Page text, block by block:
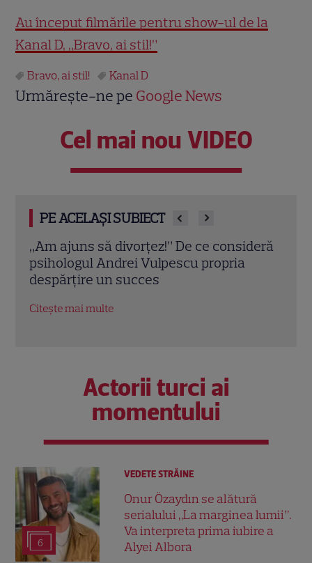
Au început filmările pentru show-ul de la
Kanal D, „Bravo, ai stil!”
Bravo, ai stil! Kanal D
Urmărește-ne pe Google News
Cel mai nou VIDEO
PE ACELAȘI SUBIECT
Eva Pavel nu ia vacanță! Realizatoarea
emisiunii „Apel la Consilier” pregătește
un nou sezon intens la Kanal D
Citește mai multe
Actorii turci ai
momentului
6
VEDETE STRĂINE
Onur Özaydın se alătură
serialului „La marginea lumii”.
Va interpreta prima iubire a
Alyei Albora